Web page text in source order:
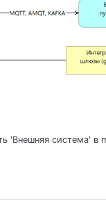
'Внешняя система' в